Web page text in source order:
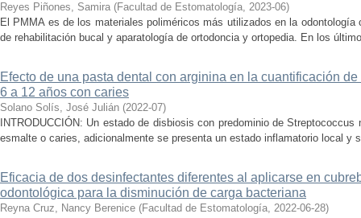
Reyes Piñones, Samira (Facultad de Estomatología, 2023-06)
El PMMA es de los materiales poliméricos más utilizados en la
de rehabilitación bucal y aparatología de ortodoncia y ortopedia. En los
Efecto de una pasta dental con arginina en la cuantificación
6 a 12 años con caries
Solano Solís, José Julián (2022-07)
INTRODUCCIÓN: Un estado de disbiosis con predominio de
esmalte o caries, adicionalmente se presenta un estado inflamatorio local y
Eficacia de dos desinfectantes diferentes al aplicarse en
odontológica para la disminución de carga bacteriana
Reyna Cruz, Nancy Berenice (Facultad de Estomatología, 2022-06-28)